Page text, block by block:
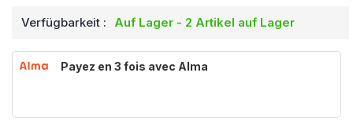
Verfügbarkeit : Auf Lager - 2 Artikel auf Lager
Payez en 3 fois avec Alma